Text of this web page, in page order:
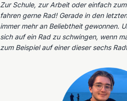
Zur Schule, zur Arbeit oder einfach
fahren gerne Rad! Gerade in den
immer mehr an Beliebtheit gewonnen.
sich auf ein Rad zu schwingen, wenn
zum Beispiel auf einer dieser sechs